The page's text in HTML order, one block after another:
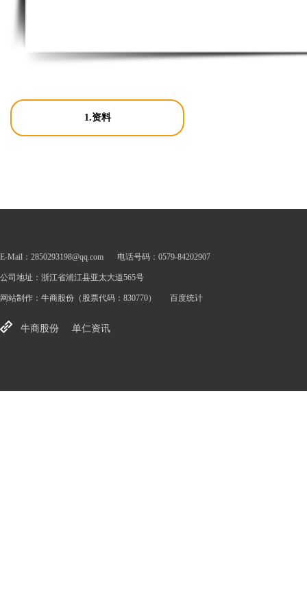
1.资料
E-Mail：2850293198@qq.com 电话号码：0579-84202907
公司地址：浙江省浦江县亚太大道565号
网站制作： 牛商股份 （股票代码：830770） 百度统计
牛商股份 单仁资讯